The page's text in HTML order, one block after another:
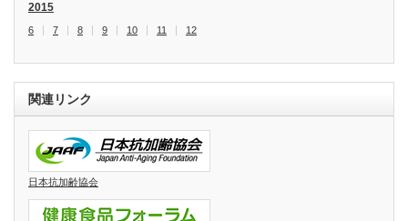
2015
6 7 8 9 10 11 12
関連リンク
日本抗加齢協会